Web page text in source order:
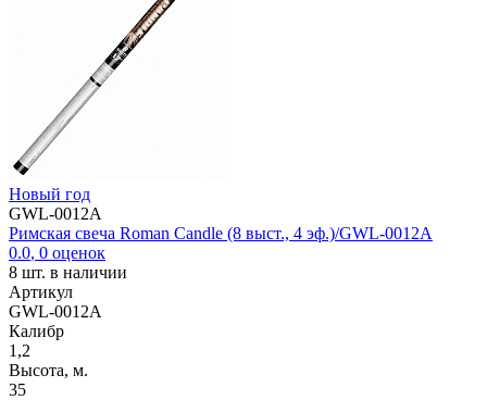
Новый год
GWL-0012A
Римская свеча Roman Candle (8 выст., 4 эф.)/GWL-0012A
0.0, 0 оценок
8 шт. в наличии
Артикул
GWL-0012A
Калибр
1,2
Высота, м.
35